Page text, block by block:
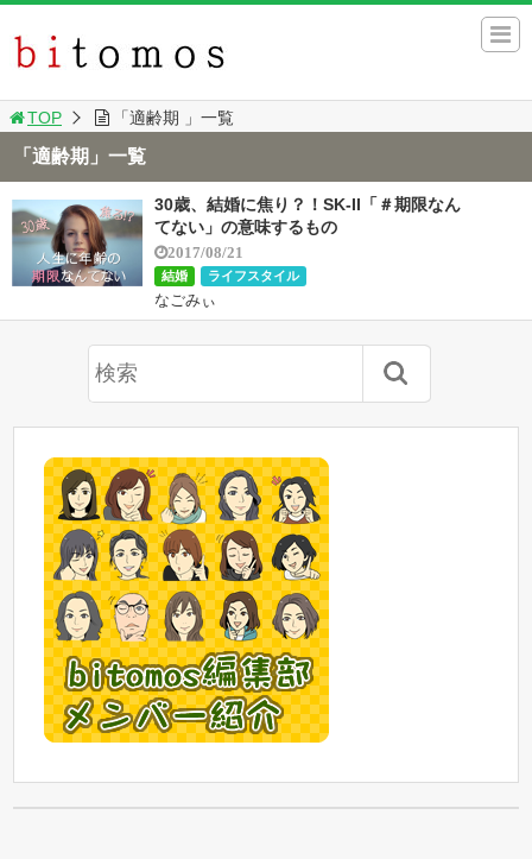
TOP 「適齢期 」一覧
「適齢期」一覧
30歳、結婚に焦り？！SK-II「＃期限なん
てない」の意味するもの
2017/08/21
結婚 ライフスタイル
なごみぃ